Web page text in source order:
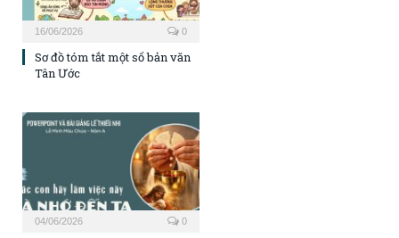
16/06/2026 0
Sơ đồ tóm tắt một số bản văn
Tân Ước
04/06/2026 0